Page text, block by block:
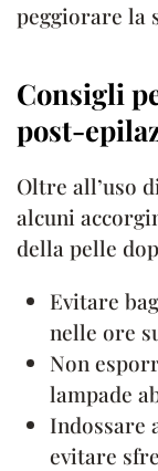
peggiorare la
Consigli
post-
Oltre all’uso
alcuni
della pelle
Evitare
nelle ore
Non
lampade
Indossare
evitare